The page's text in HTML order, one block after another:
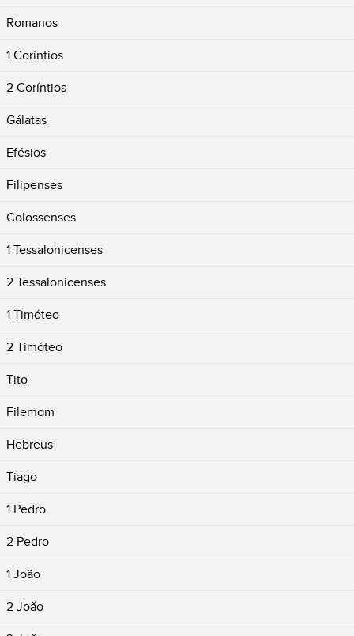
Romanos
1 Coríntios
2 Coríntios
Gálatas
Efésios
Filipenses
Colossenses
1 Tessalonicenses
2 Tessalonicenses
1 Timóteo
2 Timóteo
Tito
Filemom
Hebreus
Tiago
1 Pedro
2 Pedro
1 João
2 João